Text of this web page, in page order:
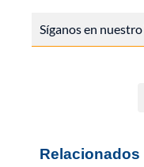
Síganos en nuestro
Relacionados